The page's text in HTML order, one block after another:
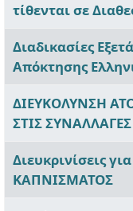
τίθενται σε
Διαδικασίες
Απόκτησης
ΔΙΕΥΚΟΛΥΝΣΗ
ΣΤΙΣ
Διευκρινίσεις
ΚΑΠΝΙΣΜΑΤΟΣ